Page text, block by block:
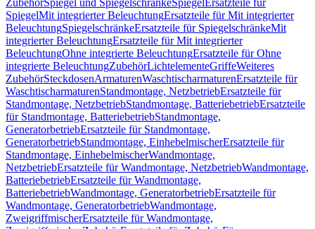
ZubehörSpiegel und SpiegelschränkeSpiegel Ersatzteile für
SpiegelMit integrierter BeleuchtungErsatzteile für Mit integrierter
BeleuchtungSpiegelschränkeErsatzteile für SpiegelschränkeMit
integrierter BeleuchtungErsatzteile für Mit integrierter
BeleuchtungOhne integrierte BeleuchtungErsatzteile für Ohne
integrierte BeleuchtungZubehörLichtelementeGriffeWeiteres
ZubehörSteckdosenArmaturenWaschtischarmaturenErsatzteile für
WaschtischarmaturenStandmontage, NetzbetriebErsatzteile für
Standmontage, NetzbetriebStandmontage, BatteriebetriebErsatzteile
für Standmontage, BatteriebetriebStandmontage,
GeneratorbetriebErsatzteile für Standmontage,
GeneratorbetriebStandmontage, EinhebelmischerErsatzteile für
Standmontage, EinhebelmischerWandmontage,
NetzbetriebErsatzteile für Wandmontage, NetzbetriebWandmontage,
BatteriebetriebErsatzteile für Wandmontage,
BatteriebetriebWandmontage, GeneratorbetriebErsatzteile für
Wandmontage, GeneratorbetriebWandmontage,
ZweigriffmischerErsatzteile für Wandmontage,